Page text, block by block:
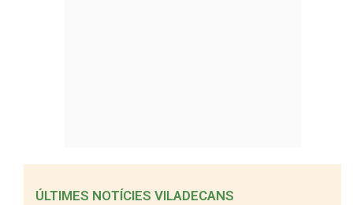
ÚLTIMES NOTÍCIES VILADECANS